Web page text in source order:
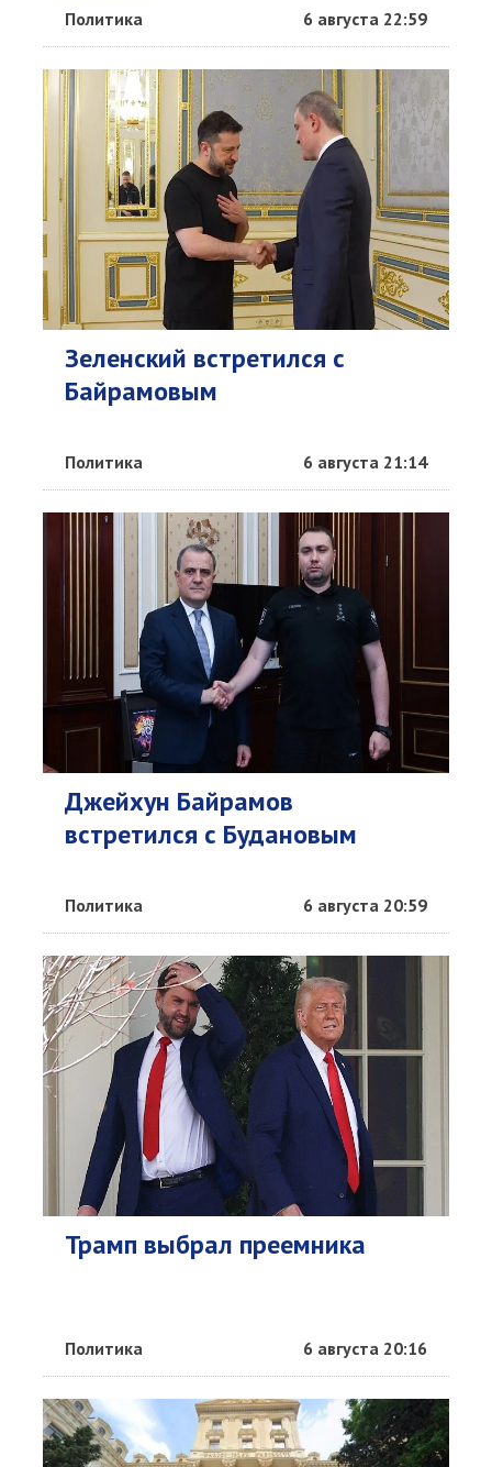
Политика 6 августа 22:59
Зеленский встретился с
Байрамовым
Политика 6 августа 21:14
Джейхун Байрамов
встретился с Будановым
Политика 6 августа 20:59
Трамп выбрал преемника
Политика 6 августа 20:16